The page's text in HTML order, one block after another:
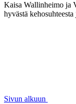
Kaisa Wallinheimo ja
hyvästä
Sivun alkuun